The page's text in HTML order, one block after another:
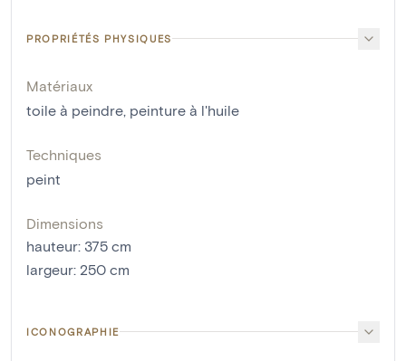
PROPRIÉTÉS PHYSIQUES
Matériaux
toile à peindre peinture à l'huile
Techniques
peint
Dimensions
hauteur: 375 cm
largeur: 250 cm
ICONOGRAPHIE